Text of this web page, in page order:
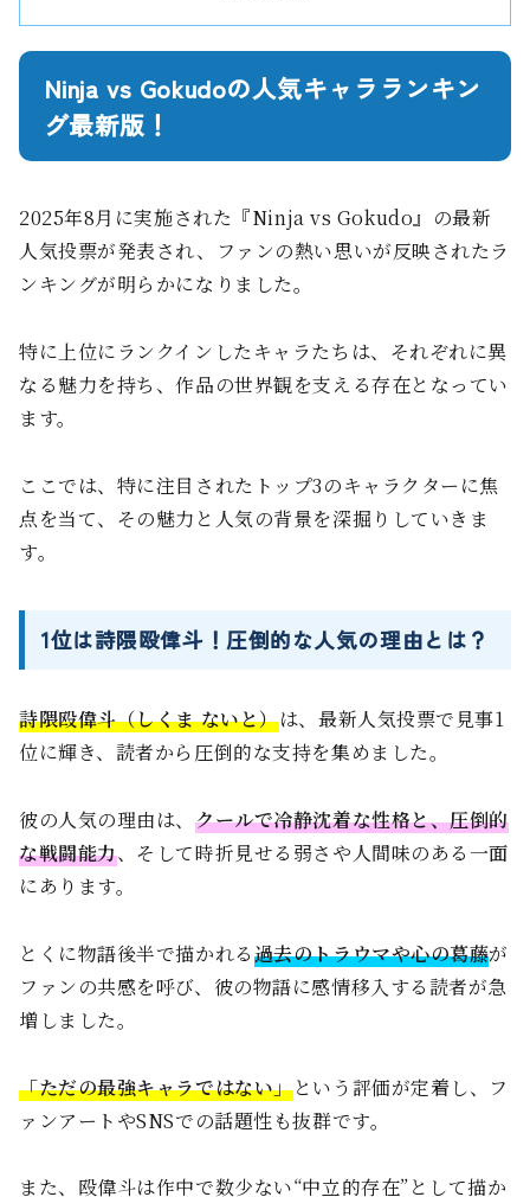
Ninja vs Gokudoの人気キャラランキン
グ最新版！
2025年8月に実施された『Ninja vs Gokudo』の最新
人気投票が発表され、ファンの熱い思いが反映されたラ
ンキングが明らかになりました。
特に上位にランクインしたキャラたちは、それぞれに異
なる魅力を持ち、作品の世界観を支える存在となってい
ます。
ここでは、特に注目されたトップ3のキャラクターに焦
点を当て、その魅力と人気の背景を深掘りしていきま
す。
1位は詩隈殴偉斗！圧倒的な人気の理由とは？
詩隈殴偉斗（しくま ないと）は、最新人気投票で見事1
位に輝き、読者から圧倒的な支持を集めました。
彼の人気の理由は、クールで冷静沈着な性格と、圧倒的
な戦闘能力、そして時折見せる弱さや人間味のある一面
にあります。
とくに物語後半で描かれる過去のトラウマや心の葛藤が
ファンの共感を呼び、彼の物語に感情移入する読者が急
増しました。
「ただの最強キャラではない」という評価が定着し、フ
ァンアートやSNSでの話題性も抜群です。
また、殴偉斗は作中で数少ない“中立的存在”として描か